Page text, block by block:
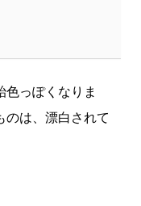
っぽくなりま
のは、漂白されて